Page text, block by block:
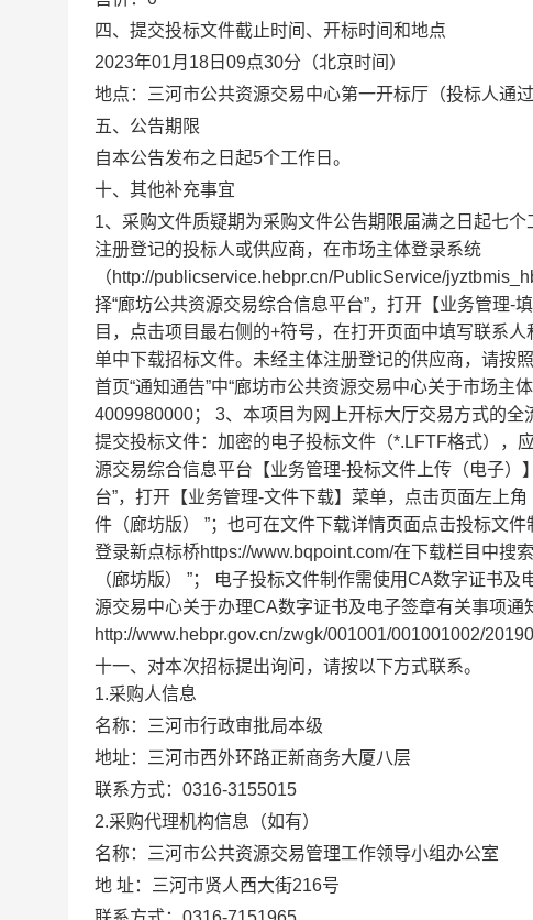
四、提交投标文件截止时间、开标时间和地点
2023年01月18日09点30分 （北京时间）
地点：三河市公共资源交易中心第一开标厅（投标人通
五、公告期限
自本公告发布之日起5个工作日。
十、其他补充事宜
1、采购文件质疑期为采购文件公告期限届满之日起七
注册登记的投标人或供应商，在市场主体登录系统
（http://publicservice.hebpr.cn/PublicService/
择“廊坊公共资源交易综合信息平台”，打开【业务管理-
目，点击项目最右侧的+符号，在打开页面中填写联系
单中下载招标文件。未经主体注册登记的供应商，请按
首页“通知通告”中“廊坊市公共资源交易中心关于市场主
4009980000； 3、本项目为网上开标大厅交易方式的
提交投标文件：加密的电子投标文件（*.LFTF格式），
源交易综合信息平台【业务管理-投标文件上传（电子）
台”，打开【业务管理-文件下载】菜单，点击页面左上
件（廊坊版） ”；也可在文件下载详情页面点击投标文
登录新点标桥https://www.bqpoint.com/在下载栏目中搜
（廊坊版） ”； 电子投标文件制作需使用CA数字证书
源交易中心关于办理CA数字证书及电子签章有关事项通
http://www.hebpr.gov.cn/zwgk/001001/001001002/
十一、对本次招标提出询问，请按以下方式联系。
1.采购人信息
名称：
三河市行政审批局本级
地址：
三河市西外环路正新商务大厦八层
联系方式： 0316-3155015
2.采购代理机构信息（如有）
名称：
三河市公共资源交易管理工作领导小组办公室
地 址：
三河市贤人西大街216号